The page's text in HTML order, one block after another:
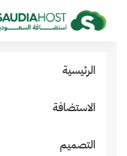
الرئيسية
الاستضافة
التصميم